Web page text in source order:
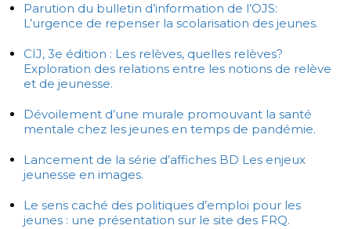
Parution du bulletin d’information de l’OJS:
L’urgence de repenser la scolarisation des jeunes.
CIJ, 3e édition : Les relèves, quelles relèves?
Exploration des relations entre les notions de relève
et de jeunesse.
Dévoilement d’une murale promouvant la santé
mentale chez les jeunes en temps de pandémie.
Lancement de la série d’affiches BD Les enjeux
jeunesse en images.
Le sens caché des politiques d’emploi pour les
jeunes : une présentation sur le site des FRQ.